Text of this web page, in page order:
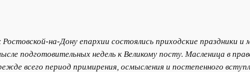
на-Дону епархии состоялись приходские праздники и
подготовительных недель к Великому посту. Масленица в
всего период примирения, осмысления и постепенного